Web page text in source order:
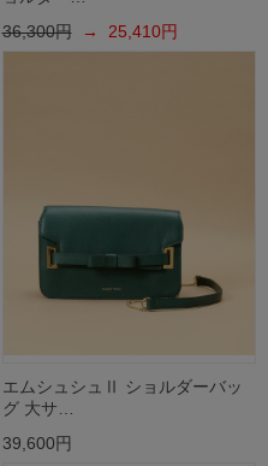
36,300円→ 25,410円
エムシュシュⅡ ショルダーバッ
グ 大サ…
39,600円